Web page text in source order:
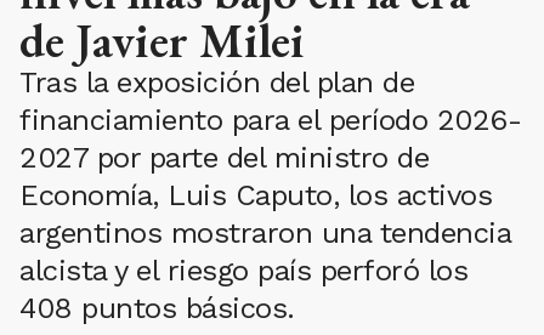
de Javier Milei
Tras la exposición del plan de
financiamiento para el período 2026-
2027 por parte del ministro de
Economía, Luis Caputo, los activos
argentinos mostraron una tendencia
alcista y el riesgo país perforó los
408 puntos básicos.